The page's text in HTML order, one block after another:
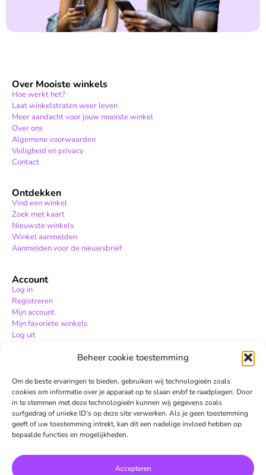
Beheer cookie toestemming
Om de beste ervaringen te bieden, gebruiken wij technologieën zoals
cookies om informatie over je apparaat op te slaan en/of te raadplegen. Door
in te stemmen met deze technologieën kunnen wij gegevens zoals
surfgedrag of unieke ID's op deze site verwerken. Als je geen toestemming
geeft of uw toestemming intrekt, kan dit een nadelige invloed hebben op
bepaalde functies en mogelijkheden.
Accepteren
Over Mooiste winkels
Hoe werkt het?
Laat winkelstraten weer leven
Meer aandacht voor jouw mooiste winkel
Over ons
Algemene voorwaarden
Veiligheid en privacy
Contact
Ontdekken
Vind een winkel
Zoek met kaart
Nieuwste winkels
Winkel aanmelden
Aanmelden voor de nieuwsbrief
Account
Log in
Registreren
Mijn account
Mijn favoriete winkels
Log uit
Hulpcentrum
Contact